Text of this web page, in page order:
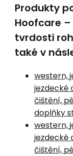
Produkty
Hoofcare
tvrdosti
také v
western,
jezdecké
čištění,
doplňky
western,
jezdecké
čištění,